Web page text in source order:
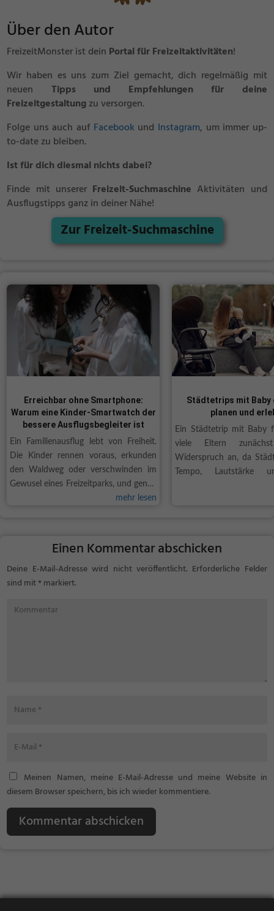
Über den Autor
FreizeitMonster ist dein Portal für Freizeitaktivitäten!
Wir haben es uns zum Ziel gemacht, dich regelmäßig mit
neuen Tipps und Empfehlungen für deine
Freizeitgestaltungzu versorgen.
Folge uns auch auf Facebookund Instagram, um immer up-
to-date zu bleiben.
Ist für dich diesmal nichts dabei?
Finde mit unserer Freizeit-Suchmaschine Aktivitäten und
Ausflugstipps ganz in deiner Nähe!
Zur Freizeit-Suchmaschine
Erreichbar ohne Smartphone:
Warum eine Kinder-Smartwatch der
bessere Ausflugsbegleiter ist
Ein Familienausflug lebt von Freiheit.
Die Kinder rennen voraus, erkunden
den Waldweg oder verschwinden im
Gewusel eines Freizeitparks, und genau
so soll es auch sein. Trotzdem schwingt
mehr lesen
Städtetrips mit Baby
planen und
Ein Städtetrip mit Baby
viele Eltern
Widerspruch an, da
Tempo, Lautstärke
Einen Kommentar abschicken
Deine E-Mail-Adresse wird nicht veröffentlicht. Erforderliche Felder
sind mit* markiert.
Meinen Namen, meine E-Mail-Adresse und meine Website in
diesem Browser speichern, bis ich wieder kommentiere.
Kommentar abschicken